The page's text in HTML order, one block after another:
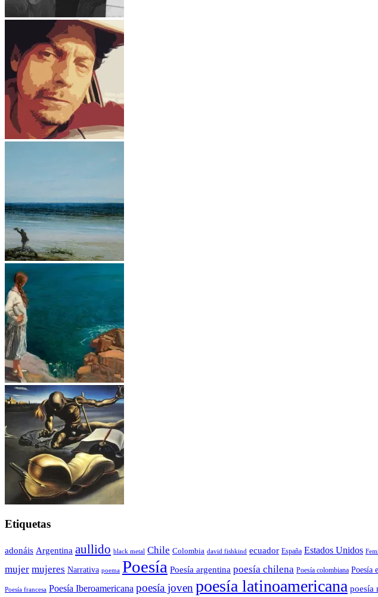
Etiquetas
adonáis Argentina aullido black metal Chile Colombia david fishkind ecuador España Estados Unidos
mujer mujeres Narrativa poema Poesía Poesía argentina poesía chilena Poesía colombiana Poesía
Poesía francesa Poesía Iberoamericana poesía joven poesía latinoamericana poesía